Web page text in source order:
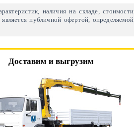
наличия на складе, стоимости
публичной офертой, определяемой
Доставим и выгрузим